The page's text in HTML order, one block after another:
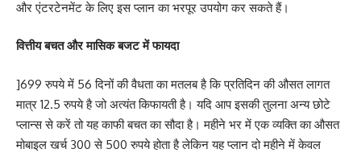
और एंटरटेनमेंट के लिए इस प्लान का भरपूर उपयोग कर सकते हैं।
वित्तीय बचत और मासिक बजट में फायदा
]699 रुपये में 56 दिनों की वैधता का मतलब है कि प्रतिदिन की औसत लागत
मात्र 12.5 रुपये है जो अत्यंत किफायती है। यदि आप इसकी तुलना अन्य छोटे
प्लान्स से करें तो यह काफी बचत का सौदा है। महीने भर में एक व्यक्ति का औसत
मोबाइल खर्च 300 से 500 रुपये होता है लेकिन यह प्लान दो महीने में केवल